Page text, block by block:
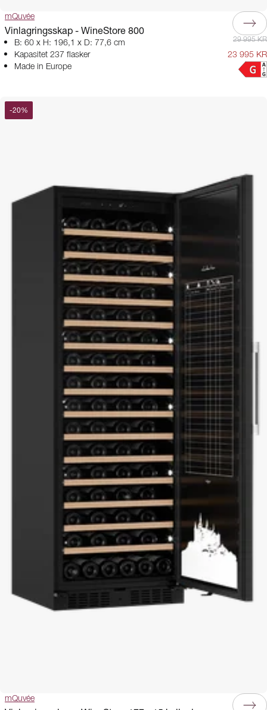
mQuvée
Vinlagringsskap - WineStore 800
B: 60 x H: 196,1 x D: 77,6 cm
Kapasitet 237 flasker
Made in Europe
29 995 KR
23 995 KR
-20%
mQuvée